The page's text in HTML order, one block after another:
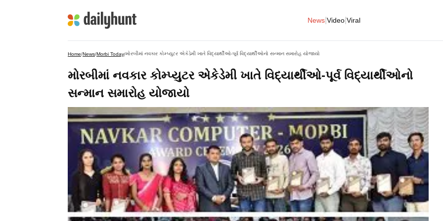
News Video Viral
Home/News/Morbi Today/મોરબીમાં નવકાર કોમ્પ્યુટર એકેડેમી ખાતે વિદ્યાર્થીઓ-પૂર્વ વિદ્યાર્થીઓનો સન્માન સમારોહ યોજાયો
મોરબીમાં નવકાર કોમ્પ્યુટર એકેડેમી ખાતે વિદ્યાર્થીઓ-પૂર્વ વિદ્યાર્થીઓનો
સન્માન સમારોહ યોજાયો